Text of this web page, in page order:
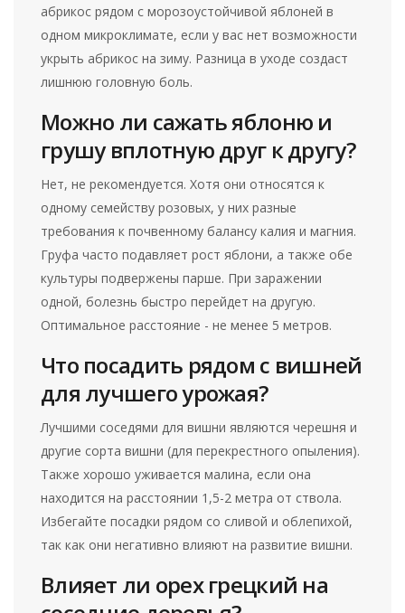
абрикос рядом с морозоустойчивой яблоней в
одном микроклимате, если у вас нет возможности
укрыть абрикос на зиму. Разница в уходе создаст
лишнюю головную боль.
Можно ли сажать яблоню и
грушу вплотную друг к другу?
Нет, не рекомендуется. Хотя они относятся к
одному семейству розовых, у них разные
требования к почвенному балансу калия и магния.
Груфа часто подавляет рост яблони, а также обе
культуры подвержены парше. При заражении
одной, болезнь быстро перейдет на другую.
Оптимальное расстояние - не менее 5 метров.
Что посадить рядом с вишней
для лучшего урожая?
Лучшими соседями для вишни являются черешня и
другие сорта вишни (для перекрестного опыления).
Также хорошо уживается малина, если она
находится на расстоянии 1,5-2 метра от ствола.
Избегайте посадки рядом со сливой и облепихой,
так как они негативно влияют на развитие вишни.
Влияет ли орех грецкий на